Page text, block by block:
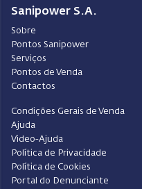
Sanipower S.A.
Sobre
Pontos Sanipower
Serviços
Pontos de Venda
Contactos
Condições Gerais de Venda
Ajuda
Video-Ajuda
Política de Privacidade
Política de Cookies
Portal do Denunciante